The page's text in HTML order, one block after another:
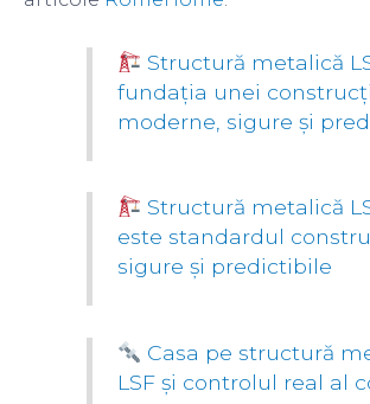
Structură metalică
fundația unei
moderne, sigure și
Structură metalică
este standardul
sigure și predictibile
Casa pe structură
LSF și controlul real al